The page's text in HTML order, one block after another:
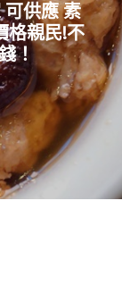
供應 素
格親民!不
！